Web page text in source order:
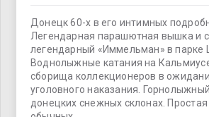
Донецк 60-х в его интимных
Легендарная парашютная вышка и
легендарный «Иммельман» в парке
Воднолыжные катания на
сборища коллекционеров в
уголовного наказания.
донецких снежных склонах.